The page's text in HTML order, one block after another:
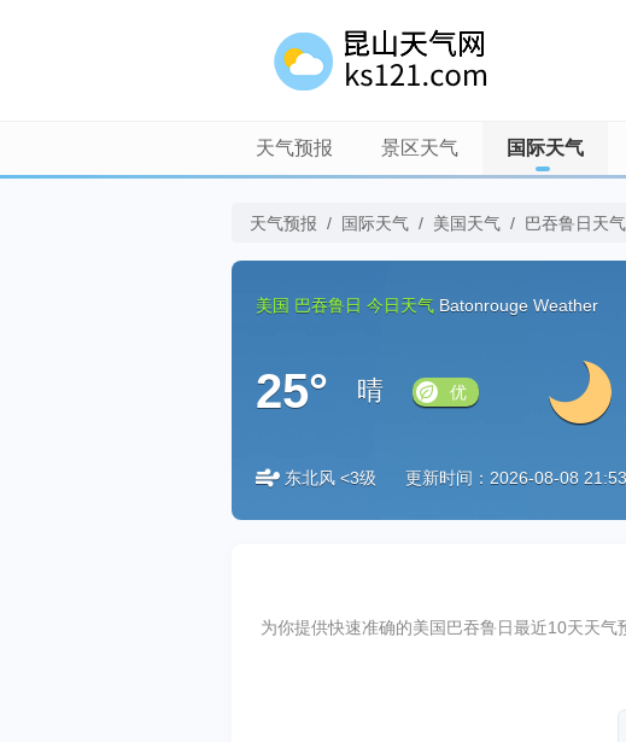
天气预报 景区天气 国际天气
天气预报 / 国际天气 / 美国天气 / 巴吞鲁日天
美国 巴吞鲁日 今日天气 Batonrouge Weather
25° 晴 优
东北风 <3级 更新时间：2026-08-08
为你提供快速准确的美国巴吞鲁日最近10天天